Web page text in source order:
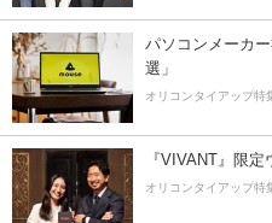
パソコンメーカ
選」
オリコンタイアップ特
『VIVANT』限
オリコンタイアップ特